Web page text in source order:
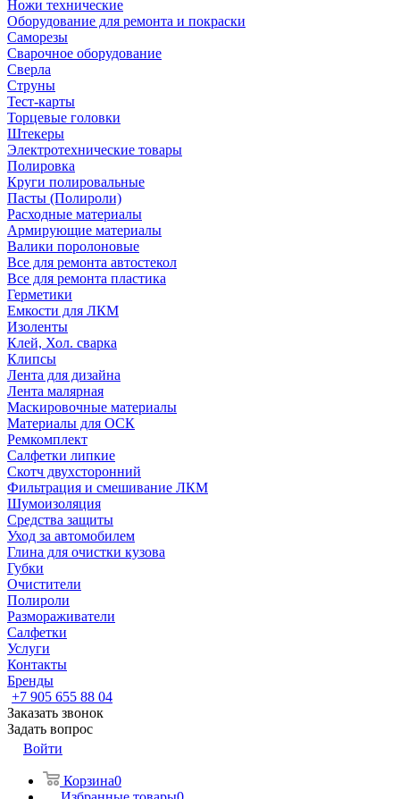
Ножи технические
Оборудование для ремонта и покраски
Саморезы
Сварочное оборудование
Сверла
Струны
Тест-карты
Торцевые головки
Штекеры
Электротехнические товары
Полировка
Круги полировальные
Пасты (Полироли)
Расходные материалы
Армирующие материалы
Валики поролоновые
Все для ремонта автостекол
Все для ремонта пластика
Герметики
Емкости для ЛКМ
Изоленты
Клей, Хол. сварка
Клипсы
Лента для дизайна
Лента малярная
Маскировочные материалы
Материалы для ОСК
Ремкомплект
Салфетки липкие
Скотч двухсторонний
Фильтрация и смешивание ЛКМ
Шумоизоляция
Средства защиты
Уход за автомобилем
Глина для очистки кузова
Губки
Очистители
Полироли
Размораживатели
Салфетки
Услуги
Контакты
Бренды
+7 905 655 88 04
Заказать звонок
Задать вопрос
Войти
Корзина0